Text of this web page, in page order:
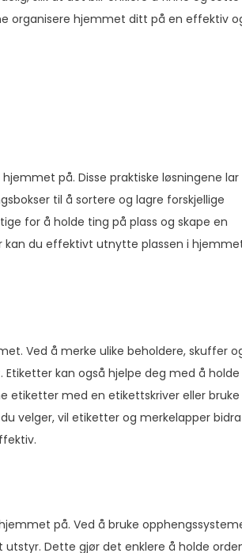
organisere hjemmet ditt på en effektiv
på. Disse praktiske løsningene lar
til å sortere og lagre forskjellige
for å holde ting på plass og skape en
kan du effektivt utnytte plassen i
Ved å merke ulike beholdere, skuffer
kan også hjelpe deg med å holde
etiketter med en etikettskriver eller bruke
velger, vil etiketter og merkelapper
på. Ved å bruke
Dette gjør det enklere å holde